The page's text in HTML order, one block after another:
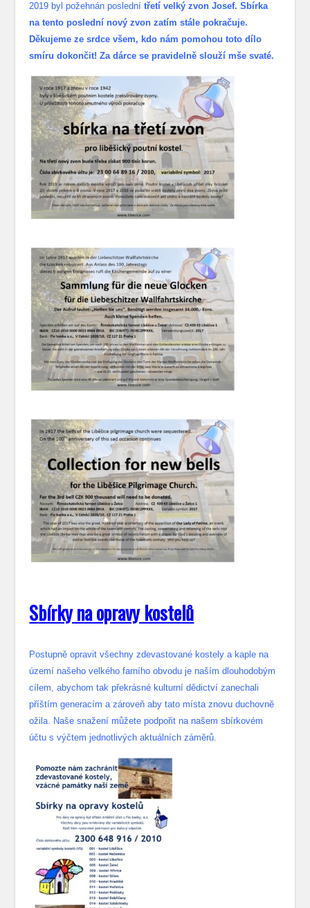
2019 byl požehnán poslednítřetí velký zvon Josef. Sbírka
na tento poslední nový zvon zatím stále pokračuje.
Děkujeme ze srdce všem, kdo nám pomohou toto dílo
smíru dokončit! Za dárce se pravidelně slouží mše svaté.
Sbírky na opravy kostelů
Postupně opravit všechny zdevastované kostely a kaple na
území našeho velkého farního obvodu je naším dlouhodobým
cílem, abychom tak překrásné kulturní dědictví zanechali
příštím generacím a zároveň aby tato místa znovu duchovně
ožila. Naše snažení můžete podpořit na našem sbírkovém
účtu s výčtem jednotlivých aktuálních záměrů.